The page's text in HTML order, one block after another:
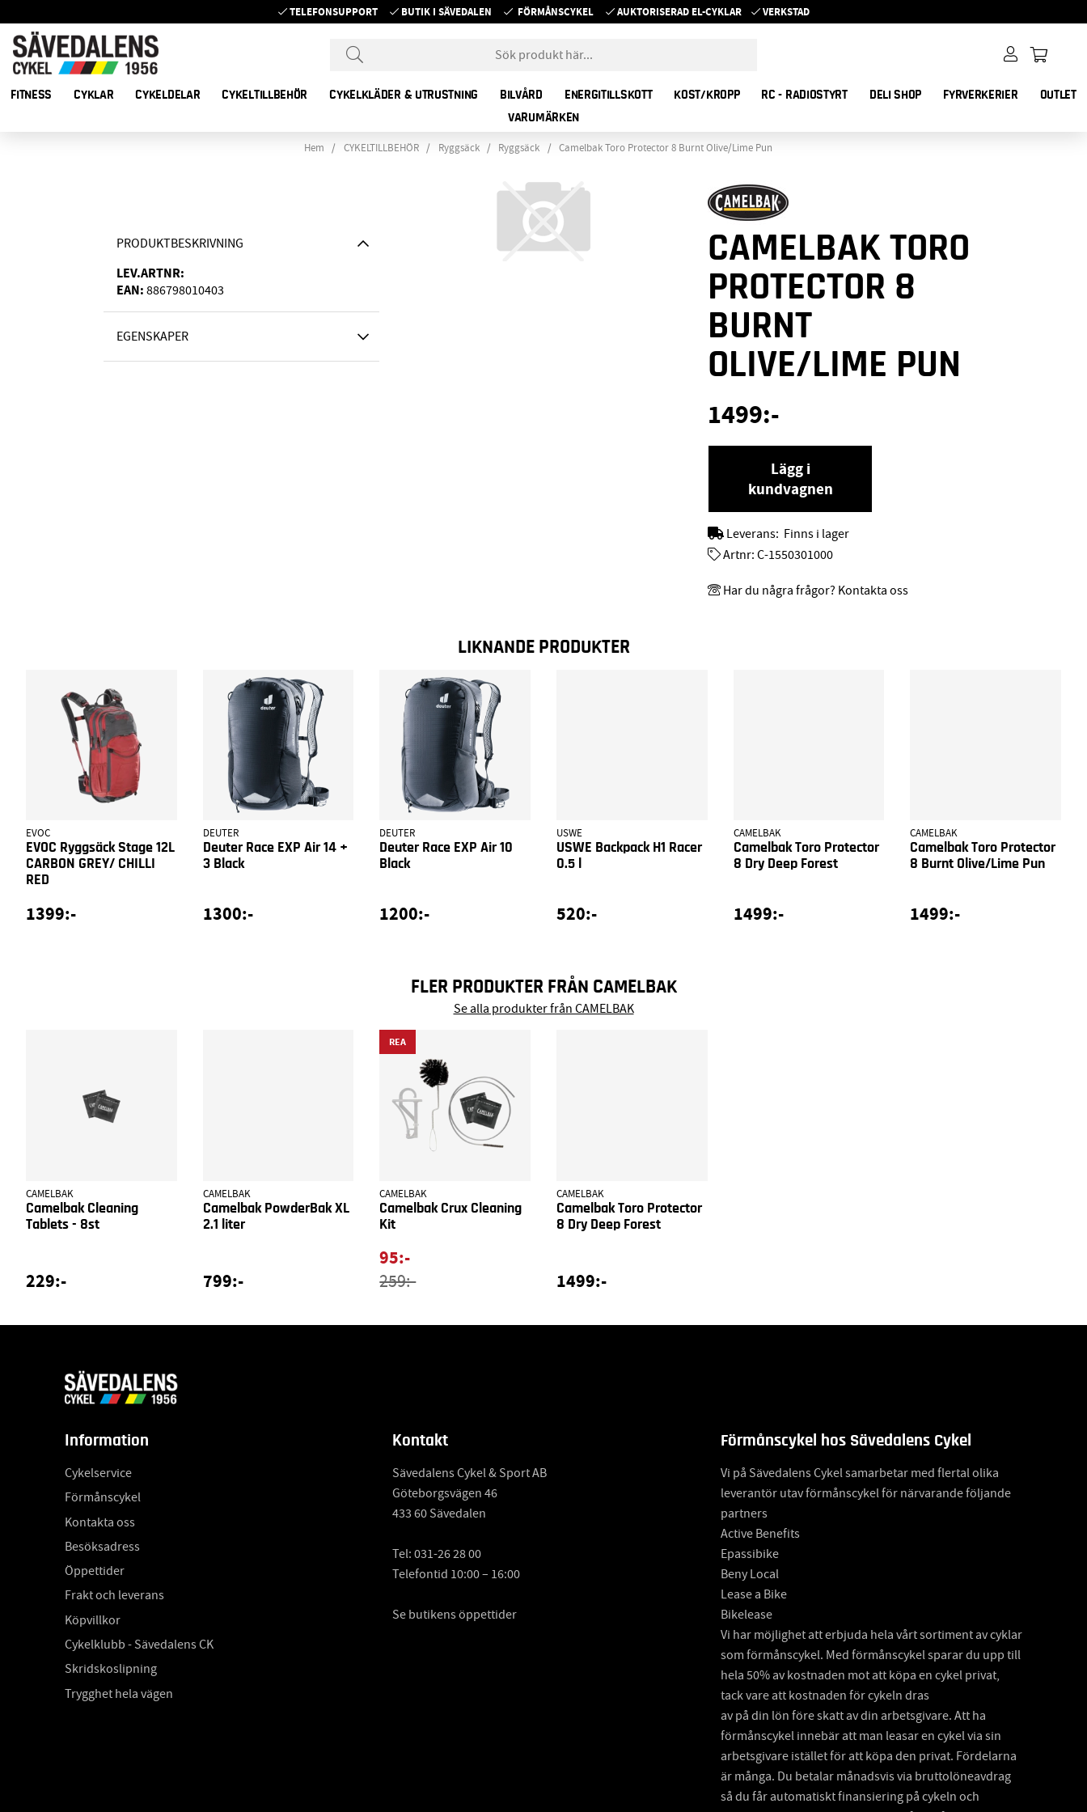
TELEFONSUPPORT BUTIK I SÄVEDALEN FÖRMÅNSCYKEL AUKTORISERAD EL-CYKLAR VERKSTAD
FITNESS CYKLAR CYKELDELAR CYKELTILLBEHÖR CYKELKLÄDER & UTRUSTNING BILVÅRD ENERGITILLSKOTT KOST/KROPP RC - RADIOSTYRT DELI SHOP FYRVERKERIER
OUTLET
VARUMÄRKEN
Hem CYKELTILLBEHÖR Ryggsäck Ryggsäck Camelbak Toro Protector 8 Burnt Olive/Lime Pun
PRODUKTBESKRIVNING
LEV.ARTNR:
EAN: 886798010403
EGENSKAPER
CAMELBAK TORO
PROTECTOR 8
BURNT
OLIVE/LIME PUN
1499:-
Lägg i
kundvagnen
Leverans: Finns i lager
Artnr: C-1550301000
Har du några frågor? Kontakta oss
LIKNANDE PRODUKTER
EVOC
EVOC Ryggsäck Stage 12L
CARBON GREY/ CHILLI
RED
1399:-
DEUTER
Deuter Race EXP Air 14 +
3 Black
1300:-
DEUTER
Deuter Race EXP Air 10
Black
1200:-
USWE
USWE Backpack H1 Racer
0.5 l
520:-
CAMELBAK
Camelbak Toro Protector
8 Dry Deep Forest
1499:-
CAMELBAK
Camelbak Toro Protector
8 Burnt Olive/Lime Pun
1499:-
FLER PRODUKTER FRÅN CAMELBAK
Se alla produkter från CAMELBAK
CAMELBAK
Camelbak Cleaning
Tablets - 8st
229:-
CAMELBAK
Camelbak PowderBak XL
2.1 liter
799:-
REA
CAMELBAK
Camelbak Crux Cleaning
Kit
95:-
259:-
CAMELBAK
Camelbak Toro Protector
8 Dry Deep Forest
1499:-
Information
Cykelservice
Förmånscykel
Kontakta oss
Besöksadress
Öppettider
Frakt och leverans
Köpvillkor
Cykelklubb - Sävedalens CK
Skridskoslipning
Trygghet hela vägen
Kontakt
Sävedalens Cykel & Sport AB
Göteborgsvägen 46
433 60 Sävedalen
Tel:031-26 28 00
Telefontid 10:00 – 16:00
Se butikens öppettider
Förmånscykel hos Sävedalens Cykel
Vi på Sävedalens Cykel samarbetar med flertal olika
leverantör utav förmånscykel för närvarande följande
partners
Active Benefits
Epassibike
Beny Local
Lease a Bike
Bikelease
Vi har möjlighet att erbjuda hela vårt sortiment av cyklar
som förmånscykel. Med förmånscykel sparar du upp till
hela 50% av kostnaden mot att köpa en cykel privat,
tack vare att kostnaden för cykeln dras
av på din lön före skatt av din arbetsgivare. Att ha
förmånscykel innebär att man leasar en cykel via sin
arbetsgivare istället för att köpa den privat. Fördelarna
är många. Du betalar månadsvis via bruttolöneavdrag
så du får automatiskt finansiering på cykeln och